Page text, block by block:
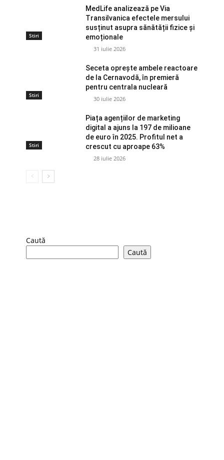
Stiri
MedLife analizează pe Via
Transilvanica efectele mersului
susținut asupra sănătății fizice și
emoționale
31 iulie 2026
Stiri
Seceta oprește ambele reactoare
de la Cernavodă, în premieră
pentru centrala nucleară
30 iulie 2026
Stiri
Piața agențiilor de marketing
digital a ajuns la 197 de milioane
de euro în 2025. Profitul net a
crescut cu aproape 63%
28 iulie 2026
Caută
Caută